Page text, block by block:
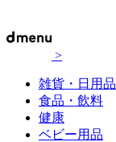
>
雑貨・日用品
食品・飲料
健康
ベビー用品